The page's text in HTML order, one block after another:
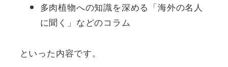
多肉植物への知識を深める「海外の名人
に聞く」などのコラム
といった内容です。